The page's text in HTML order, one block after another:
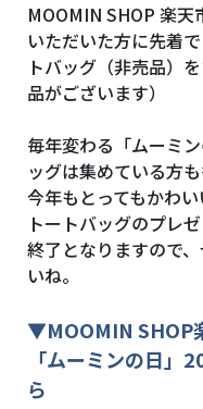
MOOMIN SHOP 楽
いただいた方に先着
トバッグ（非売品）
品がございます）
毎年変わる「ムーミ
ッグは集めている方
今年もとってもかわい
トートバッグのプレ
終了となりますので
いね。
▼MOOMIN SHOP
「ムーミンの日」
ら